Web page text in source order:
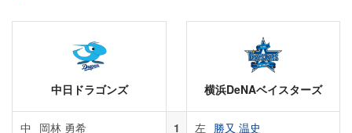
中日ドラゴンズ 横浜DeNAベイスターズ
中 岡林 勇希 1 左 勝又 温史